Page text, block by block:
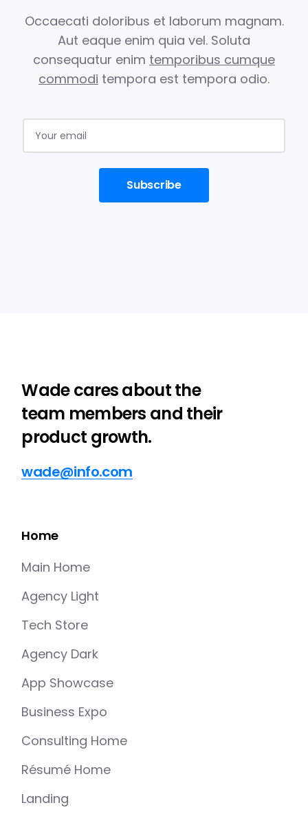
Occaecati doloribus et laborum magnam.
Aut eaque enim quia vel. Soluta
consequatur enim temporibus cumque
commodi tempora est tempora odio.
Subscribe
Wade cares about the
team members and their
product growth.
wade@info.com
Home
Main Home
Agency Light
Tech Store
Agency Dark
App Showcase
Business Expo
Consulting Home
Résumé Home
Landing